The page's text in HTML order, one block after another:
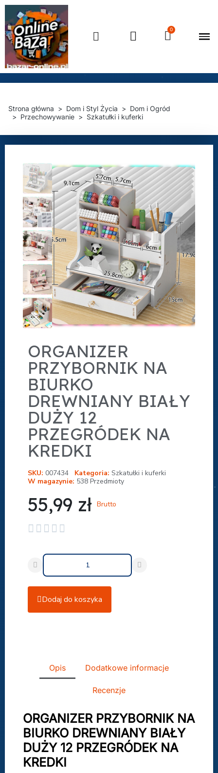
Strona główna Dom i Styl Życia
Dom i Ogród
Przechowywanie
Szkatułki i kuferki
ORGANIZER
PRZYBORNIK NA
BIURKO
DREWNIANY BIAŁY
DUŻY 12
PRZEGRÓDEK NA
KREDKI
SKU 007434 Kategoria Szkatułki i kuferki
W magazynie 538 Przedmioty
55,99 zł Brutto
    
Dodaj do koszyka
Opis Dodatkowe informacje
Recenzje
ORGANIZER PRZYBORNIK NA
BIURKO DREWNIANY BIAŁY
DUŻY 12 PRZEGRÓDEK NA
KREDKI